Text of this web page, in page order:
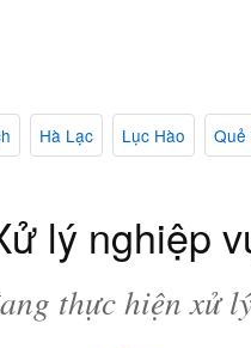
Hà Lạc Lục Hào Quẻ
lý nghiệp
thực hiện xử